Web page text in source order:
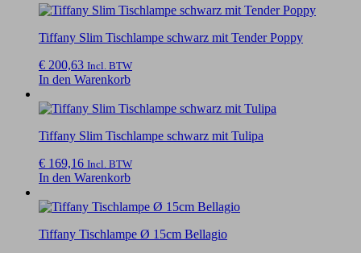
Tiffany Slim Tischlampe schwarz mit Tender Poppy
€ 200,63 Incl. BTW
In den Warenkorb
Tiffany Slim Tischlampe schwarz mit Tulipa
€ 169,16 Incl. BTW
In den Warenkorb
Tiffany Tischlampe Ø 15cm Bellagio